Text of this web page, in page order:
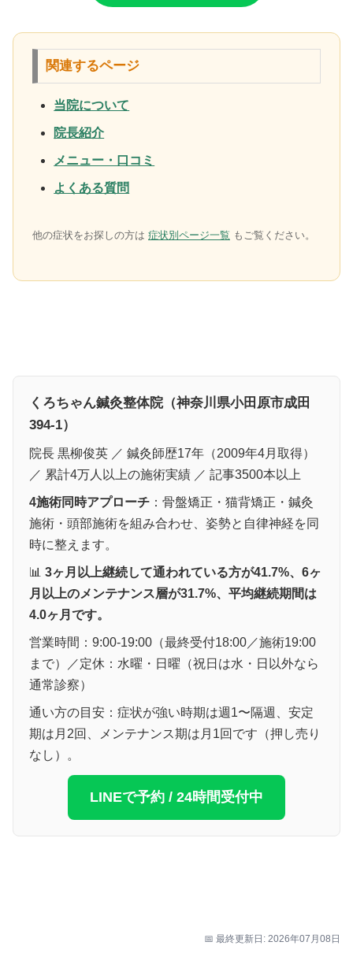
関連するページ
当院について
院長紹介
メニュー・口コミ
よくある質問
他の症状をお探しの方は 症状別ページ一覧 もご覧ください。
くろちゃん鍼灸整体院（神奈川県小田原市成田
394-1）
院長 黒柳俊英 ／ 鍼灸師歴17年（2009年4月取得）
／ 累計4万人以上の施術実績 ／ 記事3500本以上
4施術同時アプローチ ：骨盤矯正・猫背矯正・鍼灸
施術・頭部施術を組み合わせ、姿勢と自律神経を同
時に整えます。
📊 3ヶ月以上継続して通われている方が41.7%、6ヶ
月以上のメンテナンス層が31.7%、平均継続期間は
4.0ヶ月です。
営業時間：9:00-19:00（最終受付18:00／施術19:00
まで）／定休：水曜・日曜（祝日は水・日以外なら
通常診察）
通い方の目安：症状が強い時期は週1〜隔週、安定
期は月2回、メンテナンス期は月1回です（押し売り
なし）。
LINEで予約 / 24時間受付中
📅 最終更新日: 2026年07月08日